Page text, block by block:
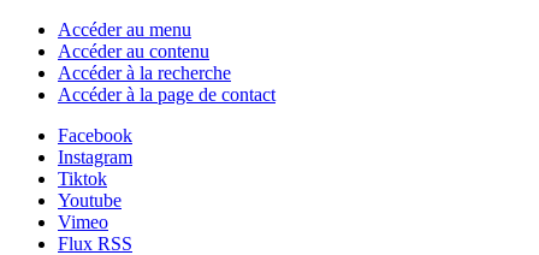
Accéder au menu
Accéder au contenu
Accéder à la recherche
Accéder à la page de contact
Facebook
Instagram
Tiktok
Youtube
Vimeo
Flux RSS